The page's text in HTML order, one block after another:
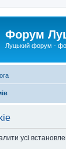
Форум
Луцький форум -
усі